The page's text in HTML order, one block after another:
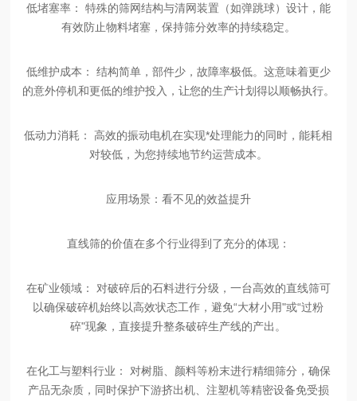
低堵塞率：
特殊的筛网结构与清网装置（如弹跳球）设计，能
有效防止物料堵塞，保持筛分效率的持续稳定。
低维护成本：
结构简单，部件少，故障率极低。这意味着更少
的意外停机和更低的维护投入，让您的生产计划得以顺畅执行。
低动力消耗：
高效的振动电机在实现*处理能力的同时，能耗相
对较低，为您持续地节约运营成本。
应用场景：看不见的效益提升
直线筛的价值在多个行业得到了充分的体现：
在矿业领域：
对破碎后的石料进行分级，一台高效的直线筛可
以确保破碎机始终以高效状态工作，避免“大材小用"或“过粉
碎"现象，直接提升整条破碎生产线的产出。
在化工与塑料行业：
对树脂、颜料等粉末进行精细筛分，确保
产品无杂质，同时保护下游挤出机、注塑机等精密设备免受损